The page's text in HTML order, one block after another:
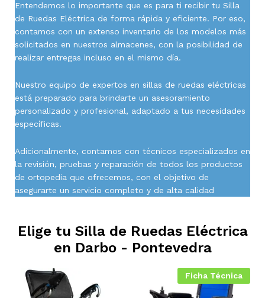
Entendemos lo importante que es para ti recibir tu Silla
de Ruedas Eléctrica de forma rápida y eficiente. Por eso,
contamos con un extenso inventario de los modelos más
solicitados en nuestros almacenes, con la posibilidad de
realizar entregas incluso en el mismo día.
Nuestro equipo de expertos en sillas de ruedas eléctricas
está preparado para brindarte un asesoramiento
personalizado y profesional, adaptado a tus necesidades
específicas.
Adicionalmente, contamos con técnicos especializados en
la revisión, pruebas y reparación de todos los productos
de ortopedia que ofrecemos, con el objetivo de
asegurarte un servicio completo y de alta calidad
Elige tu Silla de Ruedas Eléctrica
en Darbo - Pontevedra
Ficha Técnica